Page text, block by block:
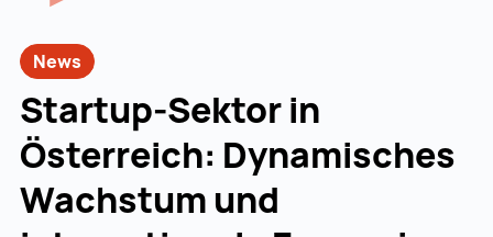
News
Startup-Sektor in
Österreich: Dynamisches
Wachstum und